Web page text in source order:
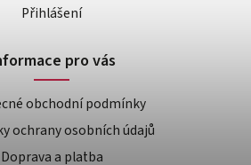
Přihlášení
pro vás
obchodní podmínky
ochrany osobních údajů
Doprava a platba